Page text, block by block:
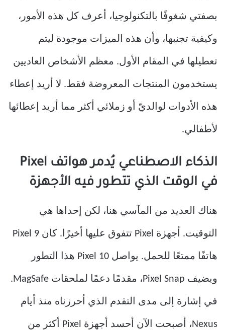
بصفتي شغوفًا بالتكنولوجيا، أعرف كل هذه الأمور،
وكيفية تجنبها، وأن هذه الميزات موجودة ليتم
تعطيلها في المقام الأول. معظم الأشخاص العاديين
يستخدمون المنتجات المعروضة فقط. لا أريد إعطاء
هذه الأدوات لوالديّ أو زملائي أكثر مما أريد إعطائها
لأطفالي.
الذكاء الاصطناعي يُدمر هواتف Pixel
في الوقت الذي تتطور فيه الأجهزة
هناك العديد من المآسي هنا، لكن إحداها هي
التوقيت. أجهزة Pixel تتفوق عليها أخيرًا. كان Pixel 9
هاتفًا ممتعًا للحمل. يواصل Pixel 10 هذا التطور
ويضيف Pixel Snap، مقدمًا دعمًا لملحقات MagSafe.
في إشارة إلى مدى التقدم الذي أحرزناه منذ أيام
Nexus، أصبحت الآن أحسد أجهزة Pixel أكثر من